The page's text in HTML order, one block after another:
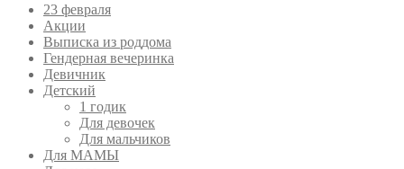
23 февраля
Акции
Выписка из роддома
Гендерная вечеринка
Девичник
Детский
1 годик
Для девочек
Для мальчиков
Для МАМЫ